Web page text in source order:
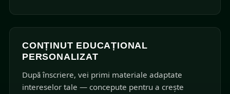
CONȚINUT EDUCAȚIONAL
PERSONALIZAT
După înscriere, vei primi materiale adaptate
intereselor tale — concepute pentru a crește